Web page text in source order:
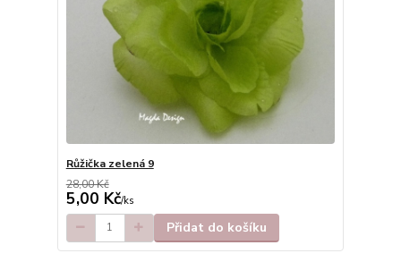
Růžička zelená 9
28,00 Kč
5,00 Kč/ks
Přidat do košíku